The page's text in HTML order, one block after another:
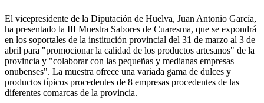
El vicepresidente de la Diputación de Huelva, Juan Antonio García,
ha presentado la III Muestra Sabores de Cuaresma, que se expondrá
en los soportales de la institución provincial del 31 de marzo al 3 de
abril para "promocionar la calidad de los productos artesanos" de la
provincia y "colaborar con las pequeñas y medianas empresas
onubenses". La muestra ofrece una variada gama de dulces y
productos típicos procedentes de 8 empresas procedentes de las
diferentes comarcas de la provincia.